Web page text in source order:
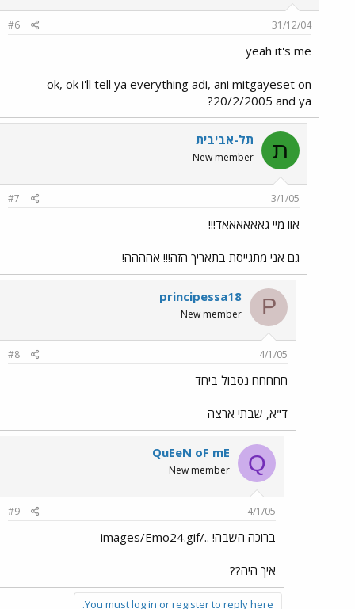
31/12/04
#6
yeah it's me
ok, ok i'll tell ya everything adi, ani mitgayeset on
20/2/2005 and ya?
ת תל-אביבית
New member
3/1/05
#7
אוו מיי גאאאאאאד!!!
גם אני מתגייסת בתאריך הזה!!! אהההה!
P
principessa18
New member
4/1/05
#8
חחחחח נסבול ביחד
ד"א, שבתי ארצה
Q
QuEeN oF mE
New member
4/1/05
#9
ברוכה השבה! ../images/Emo24.gif
איך היה??
You must log in or register to reply here.